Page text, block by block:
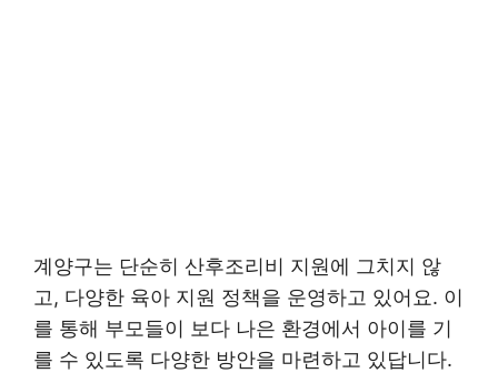
계양구는 단순히 산후조리비 지원에 그치지 않
고, 다양한 육아 지원 정책을 운영하고 있어요. 이
를 통해 부모들이 보다 나은 환경에서 아이를 기
를 수 있도록 다양한 방안을 마련하고 있답니다.